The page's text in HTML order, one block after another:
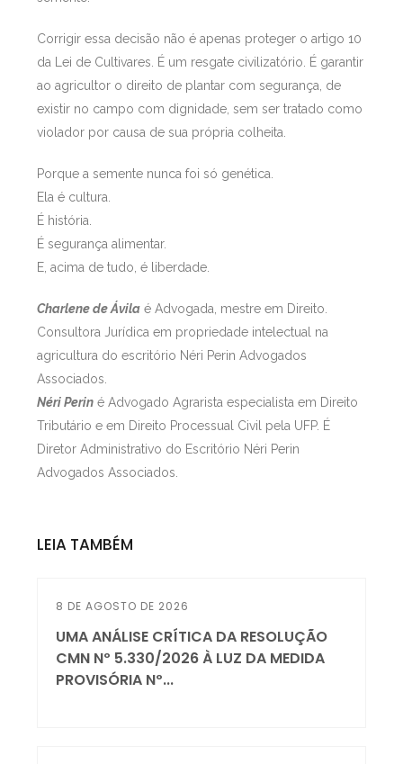
Corrigir essa decisão não é apenas proteger o artigo 10
da Lei de Cultivares. É um resgate civilizatório. É garantir
ao agricultor o direito de plantar com segurança, de
existir no campo com dignidade, sem ser tratado como
violador por causa de sua própria colheita.
Porque a semente nunca foi só genética.
Ela é cultura.
É história.
É segurança alimentar.
E, acima de tudo, é liberdade.
Charlene de Ávila é Advogada, mestre em Direito.
Consultora Jurídica em propriedade intelectual na
agricultura do escritório Néri Perin Advogados
Associados.
Néri Perin é Advogado Agrarista especialista em Direito
Tributário e em Direito Processual Civil pela UFP. É
Diretor Administrativo do Escritório Néri Perin
Advogados Associados.
LEIA TAMBÉM
8 DE AGOSTO DE 2026
UMA ANÁLISE CRÍTICA DA RESOLUÇÃO
CMN Nº 5.330/2026 À LUZ DA MEDIDA
PROVISÓRIA Nº...